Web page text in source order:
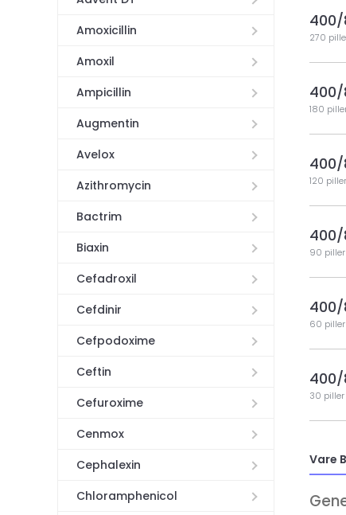
Amoxicillin
Amoxil
Ampicillin
Augmentin
Avelox
Azithromycin
Bactrim
Biaxin
Cefadroxil
Cefdinir
Cefpodoxime
Ceftin
Cefuroxime
Cenmox
Cephalexin
Chloramphenicol
270
180
120 piller
90 piller
60 piller
30 piller
Vare